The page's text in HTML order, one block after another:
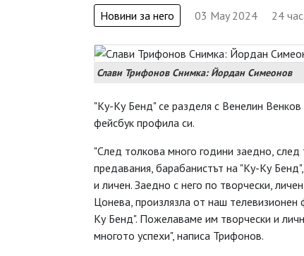
Новини за него 03 May 2024 24
Слави Трифонов Снимка: Йордан Симеонов
"Ку-Ку Бенд" се разделя с Венелин
фейсбук профила си.
"След толкова много години заедно,
предавания, барабанистът на "Ку-Ку
и личен. Заедно с него по творчески,
Цонева, произлязла от наш
Ку Бенд". Пожелаваме им творчески и
многото успехи", написа Трифонов.